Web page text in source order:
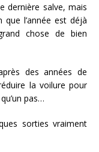
dernière salve, mais
que l’année est déjà
chose de bien
des années de
la voilure pour
pas…
sorties vraiment